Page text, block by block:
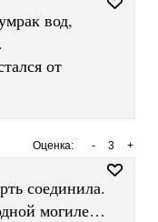
вод,
от
Оценка: +
3
-
соединила.
могиле…